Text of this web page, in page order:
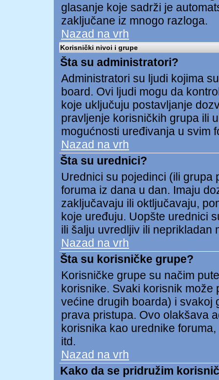
glasanje koje sadrži je
zaključane iz mnogo razloga.
Nazad na vrh
Korisnički nivoi i grupe
Šta su administratori?
Administratori su ljudi kojima
board. Ovi ljudi mogu da
koje uključuju postavljanje
pravljenje korisničkih grupa ili
mogućnosti uređivanja u svim
Nazad na vrh
Šta su urednici?
Urednici su pojedinci (ili grupa
foruma iz dana u dan. Imaju
zaključavaju ili oktljučavaju,
koje uređuju. Uopšte urednici
ili šalju uvredljiv ili neprikladan
Nazad na vrh
Šta su korisničke grupe?
Korisničke grupe su načim
korisnike. Svaki korisnik može
većine drugih boarda) i svakoj
prava pristupa. Ovo olakšava
korisnika kao urednike
itd.
Nazad na vrh
Kako da se pridružim